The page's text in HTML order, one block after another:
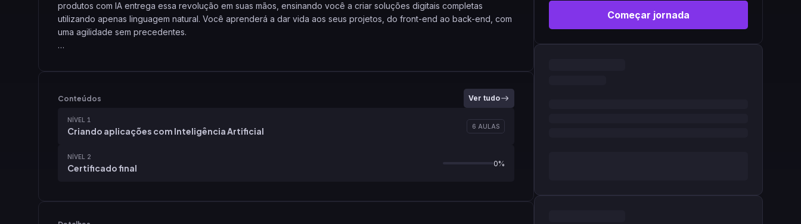
produtos com IA entrega essa revolução em suas mãos, ensinando você a criar soluções digitais completas
utilizando apenas linguagem natural. Você aprenderá a dar vida aos seus projetos, do front-end ao back-end, com
uma agilidade sem precedentes.
utilizando uma ferramenta capaz de interpretar suas descrições. Você aprenderá a escrever prompts eficazes,
para dar vida ao seu produto. Entenderá a importância de um design responsivo e como garantir que suas criações
Prepare-se para ser um desenvolvedor capaz de transformar ideias complexas em produtos reais com o poder da
Conteúdos Ver tudo
NÍVEL 1
Criando aplicações com Inteligência Artificial 6 AULAS
NÍVEL 2
Certificado final 0%
Começar jornada